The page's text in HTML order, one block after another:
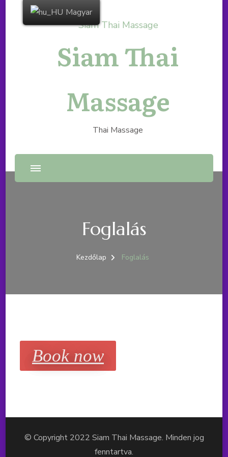
Siam Thai
Massage
Thai Massage
Foglalás
Kezdőlap Foglalás
Book now
© Copyright 2022 Siam Thai Massage. Minden jog
fenntartva.
Magyar